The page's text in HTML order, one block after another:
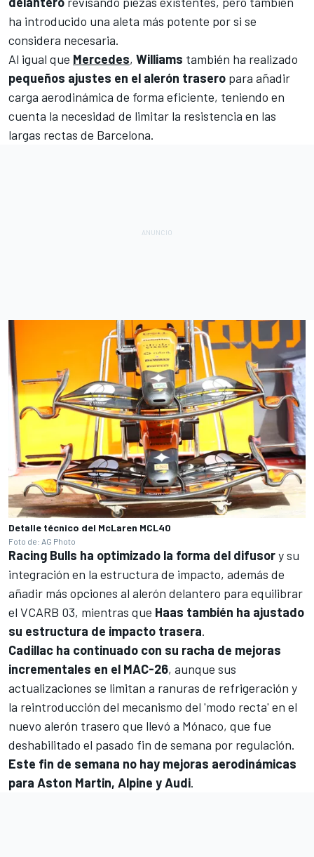
ha introducido una aleta más potente por si se
considera necesaria.
Al igual que Mercedes, Williams también ha realizado
pequeños ajustes en el alerón trasero para añadir
carga aerodinámica de forma eficiente, teniendo en
cuenta la necesidad de limitar la resistencia en las
largas rectas de Barcelona.
Detalle técnico del McLaren MCL40
Foto de: AG Photo
Racing Bulls ha optimizado la forma del difusory su
integración en la estructura de impacto, además de
añadir más opciones al alerón delantero para equilibrar
el VCARB 03, mientras que Haas también ha ajustado
su estructura de impacto trasera.
Cadillac ha continuado con su racha de mejoras
incrementales en el MAC-26, aunque sus
actualizaciones se limitan a ranuras de refrigeración y
la reintroducción del mecanismo del 'modo recta' en el
nuevo alerón trasero que llevó a Mónaco, que fue
deshabilitado el pasado fin de semana por regulación.
Este fin de semana no hay mejoras aerodinámicas
para Aston Martin, Alpine yAudi.